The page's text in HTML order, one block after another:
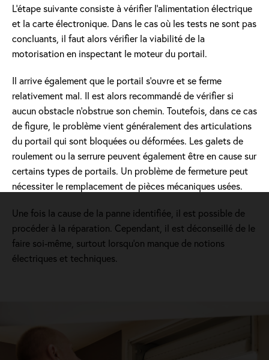
L’étape suivante consiste à vérifier l’alimentation électrique
et la carte électronique. Dans le cas où les tests ne sont pas
concluants, il faut alors vérifier la viabilité de la
motorisation en inspectant le moteur du portail.
Il arrive également que le portail s’ouvre et se ferme
relativement mal. Il est alors recommandé de vérifier si
aucun obstacle n’obstrue son chemin. Toutefois, dans ce cas
de figure, le problème vient généralement des articulations
du portail qui sont bloquées ou déformées. Les galets de
roulement ou la serrure peuvent également être en cause sur
certains types de portails. Un problème de fermeture peut
nécessiter le remplacement de pièces mécaniques usées.
Une fois la cause de la panne identifiée, il est possible de
procéder à la réparation. Cependant, il est déconseillé de le
faire soi-même, surtout lorsqu’on manque de notions
électriques et techniques.